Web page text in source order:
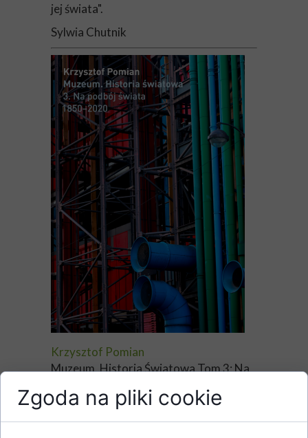
jej świata".
Sylwia Chutnik
Krzysztof Pomian
Muzeum. Historia Światowa Tom 3: Na
Zgoda na pliki cookie